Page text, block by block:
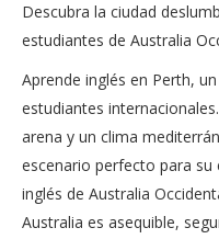
Descubra la ciudad
estudiantes de Australia
Aprende inglés en Perth,
estudiantes
arena y un clima
escenario perfecto para
inglés de Australia
Australia es asequible,